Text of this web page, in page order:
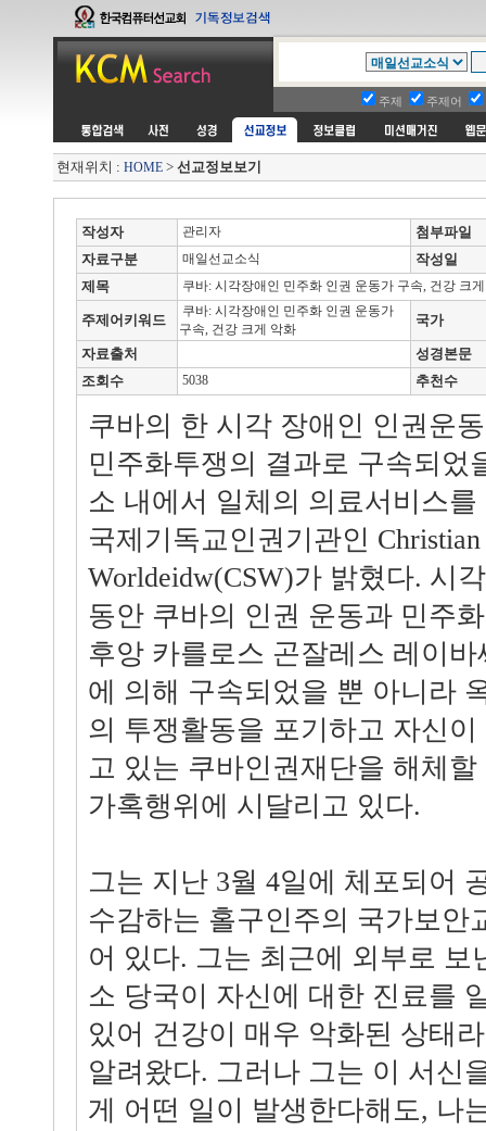
주제 주제어
현재위치 : HOME > 선교정보보기
작성자 관리자
첨부파일
자료구분
매일선교소식
작성일
제목
쿠바: 시각장애인 민주화 인권 운동가 구속, 건강 크
주제어키워드
쿠바: 시각장애인 민주화 인권 운동가
구속, 건강 크게 악화
국가
자료출처
성경본문
조회수
5038 추천수
쿠바의 한 시각 장애인 인권운
민주화투쟁의 결과로 구속되었
소 내에서 일체의 의료서비스
국제기독교인권기관인
Worldeidw(CSW)가 밝혔다. 시
동안 쿠바의 인권 운동과 민주
후앙 카를로스 곤잘레스 레이
에 의해 구속되었을 뿐 아니라
의 투쟁활동을 포기하고 자신
고 있는 쿠바인권재단을 해체
가혹행위에 시달리고 있다.
그는 지난 3월 4일에 체포되어
수감하는 홀구인주의 국가보안
어 있다. 그는 최근에 외부로 보
소 당국이 자신에 대한 진료를
있어 건강이 매우 악화된 상태
알려왔다. 그러나 그는 이 서신
게 어떤 일이 발생한다해도, 나